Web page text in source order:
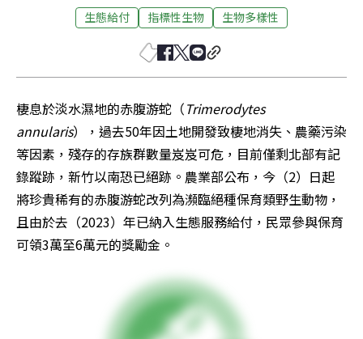
生態給付 指標性生物 生物多樣性
棲息於淡水濕地的赤腹游蛇（Trimerodytes
annularis），過去50年因土地開發致棲地消失、農藥污染
等因素，殘存的存族群數量岌岌可危，目前僅剩北部有記
錄蹤跡，新竹以南恐已絕跡。農業部公布，今（2）日起
將珍貴稀有的赤腹游蛇改列為瀕臨絕種保育類野生動物，
且由於去（2023）年已納入生態服務給付，民眾參與保育
可領3萬至6萬元的獎勵金。